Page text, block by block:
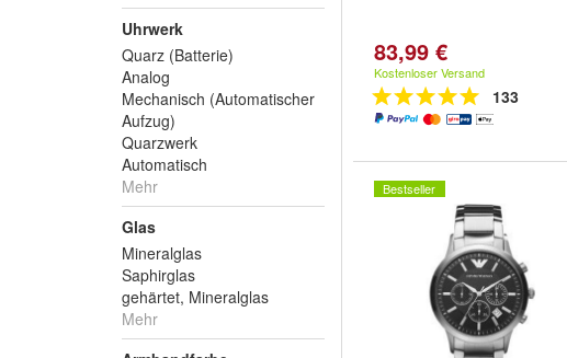
Uhrwerk
Quarz (Batterie)
Analog
Mechanisch (Automatischer
Aufzug)
Quarzwerk
Automatisch
Mehr
Glas
Mineralglas
Saphirglas
gehärtet, Mineralglas
Mehr
83,99 €
Kostenloser Versand
133
Bestseller